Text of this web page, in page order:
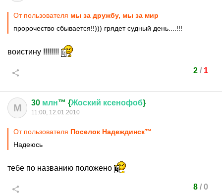
От пользователя мы за дружбу, мы за мир
пророчество сбывается!!))) грядет судный день....!!!
воистину !!!!!!!!
2/ 1
М 30 млн™ {Жоский ксенофоб}
11:00, 12.01.2010
От пользователя Поселок Надеждинск™
Надеюсь
тебе по названию положено
8/ 0